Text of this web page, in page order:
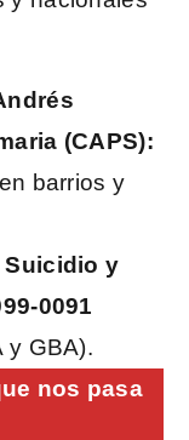
(CAPS):
barrios y
Suicidio y
0091
y GBA).
nos pasa